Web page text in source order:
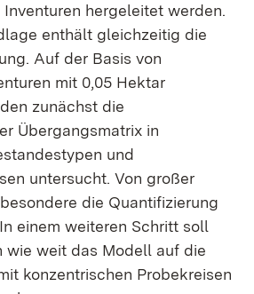
hergeleitet werden.
enthält gleichzeitig die
Auf der Basis von
mit 0,05 Hektar
zunächst die
Übergangsmatrix in
und
untersucht. Von großer
die Quantifizierung
einem weiteren Schritt soll
wie weit das Modell auf die
konzentrischen Probekreisen